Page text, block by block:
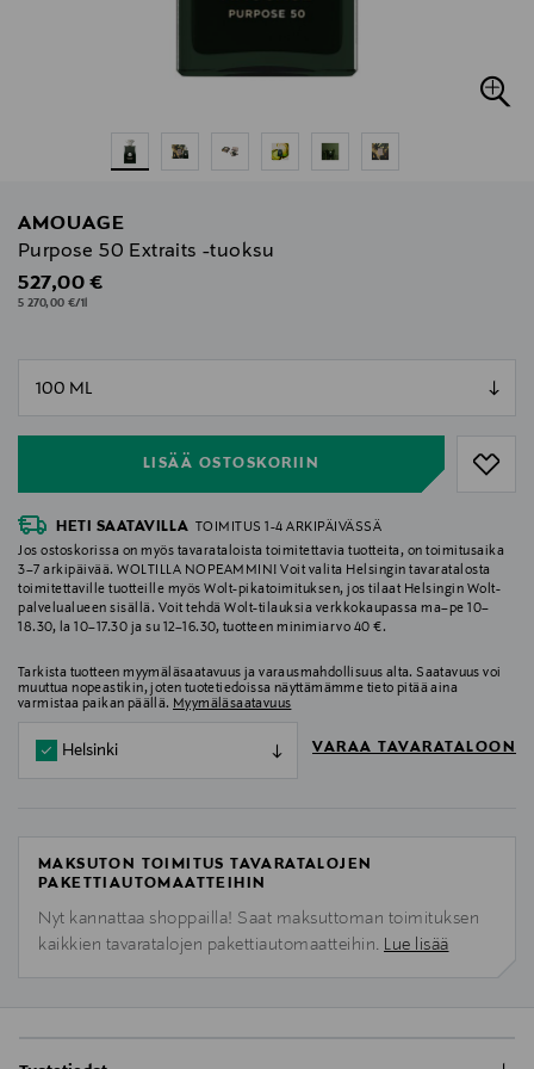
AMOUAGE
Purpose 50 Extraits -tuoksu
Original Price
527,00 €
5 270,00 €/1l
LISÄÄ OSTOSKORIIN
HETI SAATAVILLA
TOIMITUS 1-4 ARKIPÄIVÄSSÄ
Jos ostoskorissa on myös tavarataloista toimitettavia tuotteita, on toimitusaika
3–7 arkipäivää. WOLTILLA NOPEAMMIN! Voit valita Helsingin tavaratalosta
toimitettaville tuotteille myös Wolt-pikatoimituksen, jos tilaat Helsingin Wolt-
palvelualueen sisällä. Voit tehdä Wolt-tilauksia verkkokaupassa ma–pe 10–
18.30, la 10–17.30 ja su 12–16.30, tuotteen minimiarvo 40 €.
Tarkista tuotteen myymäläsaatavuus ja varausmahdollisuus alta. Saatavuus voi
muuttua nopeastikin, joten tuotetiedoissa näyttämämme tieto pitää aina
varmistaa paikan päällä. Myymäläsaatavuus
Helsinki VARAA TAVARATALOON
MAKSUTON TOIMITUS TAVARATALOJEN
PAKETTIAUTOMAATTEIHIN
Nyt kannattaa shoppailla! Saat maksuttoman toimituksen
kaikkien tavaratalojen pakettiautomaatteihin. Lue lisää